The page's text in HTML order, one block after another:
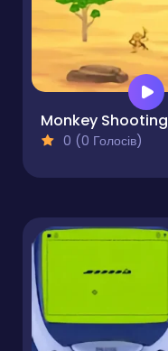
Monkey Shooting
0 (0 Голосів)